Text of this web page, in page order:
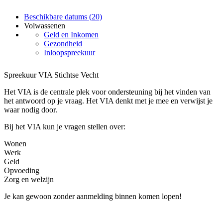
Beschikbare datums (20)
Volwassenen
Geld en Inkomen
Gezondheid
Inloopspreekuur
Spreekuur VIA Stichtse Vecht
Het VIA is de centrale plek voor ondersteuning bij het vinden van
het antwoord op je vraag. Het VIA denkt met je mee en verwijst je
waar nodig door.
Bij het VIA kun je vragen stellen over:
Wonen
Werk
Geld
Opvoeding
Zorg en welzijn
Je kan gewoon zonder aanmelding binnen komen lopen!